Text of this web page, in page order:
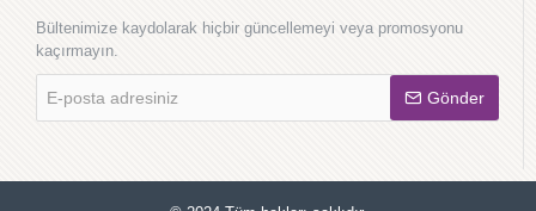
Bültenimize kaydolarak hiçbir güncellemeyi veya promosyonu
kaçırmayın.
posta
adresiniz
Gönder